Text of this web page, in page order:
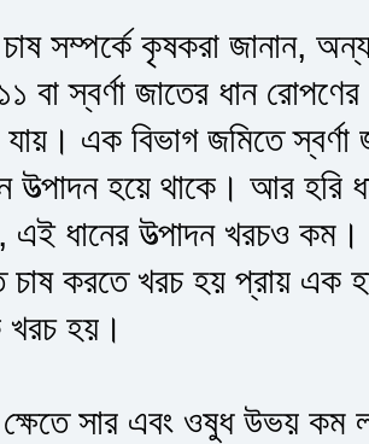
চাষ সম্পর্কে কৃষকরা জানান,
বা স্বর্ণা জাতের ধান
যায়। এক বিভাগ জমিতে
উত্পাদন হয়ে থাকে। আর হরি
এই ধানের উত্পাদন খরচও
চাষ করতে খরচ হয় প্রায় এক
খরচ হয়।
ক্ষেতে সার এবং ওষুধ উভয় কম